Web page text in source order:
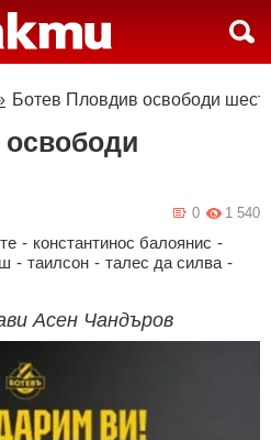
Ботев Пловдив освободи
1 540
0
- константинос балоянис -
- таилсон - талес да силва -
Асен Чандъров